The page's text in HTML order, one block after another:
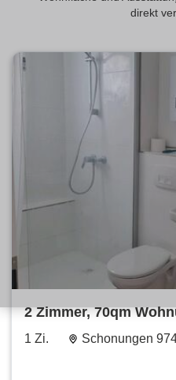
direkt
2 Zimmer, 70qm
1 Zi. Schonungen